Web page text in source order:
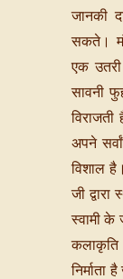
जानकी
सकते।
एक
सावनी
अपने
विशाल
जी
स्वामी के
निर्माता